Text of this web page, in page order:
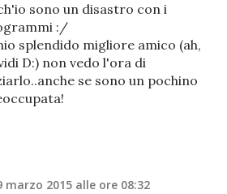
sono un disastro con i
:/
splendido migliore amico (ah,
D:) non vedo l'ora di
se sono un pochino
marzo 2015 alle ore 08:32